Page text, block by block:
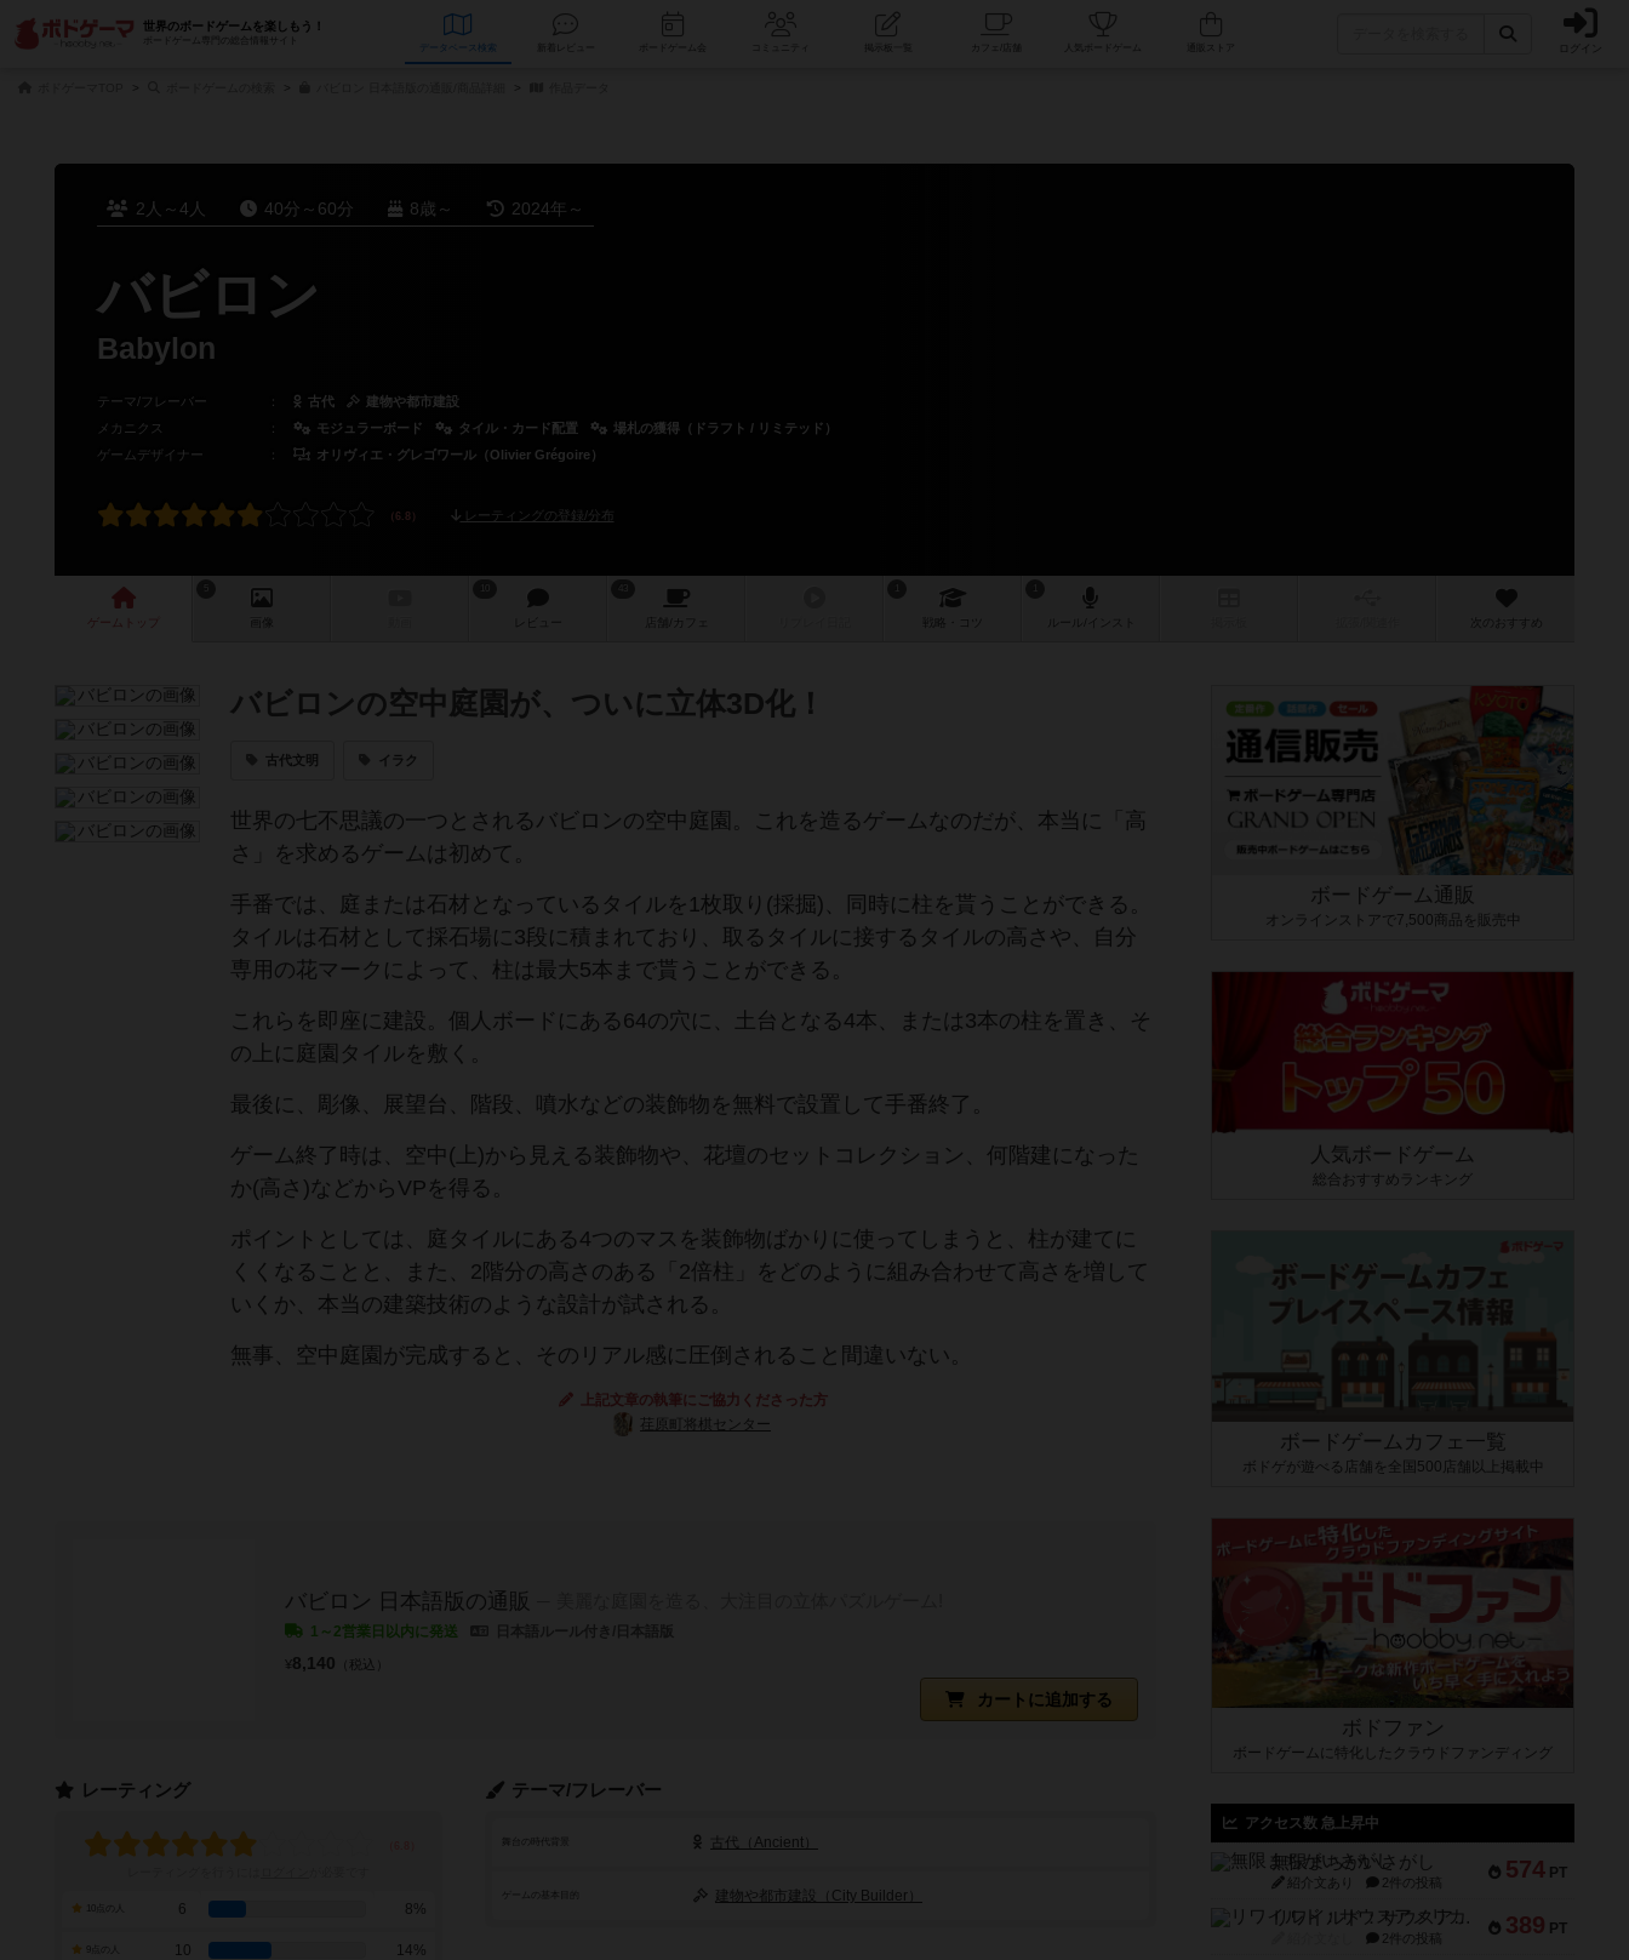
世界のボードゲームを楽しもう！
ボードゲーム専門の総合情報サイト
データベース コミュニティ 人気ボードゲーム ログイン
2人～4人 40分～60分 8歳～ 2024年～
バビロン
Babylon
テーマ/フレーバー ： 古代
建物や都市建設
メカニクス
： モジュラーボード タイル・カード配置
場札の獲得（ドラフト / リミテッド）
ゲームデザイナー
： オリヴィエ・グレゴワール（Olivier Grégoire）
レーティングの登録/分布
ゲーム 画像 レビュー 店舗/ カフェ 戦略 次のおすすめ
バビロンの空中庭園が、ついに立体3D化！
古代文明 イラク
世界の七不思議の一つとされるバビロンの空中庭園。これを造るゲームなのだが、本当に「高
さ」を求めるゲームは初めて。
手番では、庭または石材となっているタイルを1枚取り(採掘)、同時に柱を貰うことができる。
タイルは石材として採石場に3段に積まれており、取るタイルに接するタイルの高さや、自分
専用の花マークによって、柱は最大5本まで貰うことができる。
これらを即座に建設。個人ボードにある64の穴に、土台となる4本、または3本の柱を置き、そ
の上に庭園タイルを敷く。
最後に、彫像、展望台、階段、噴水などの装飾物を無料で設置して手番終了。
ゲーム終了時は、空中(上)から見える装飾物や、花壇のセットコレクション、何階建になった
か(高さ)などからVPを得る。
ポイントとしては、庭タイルにある4つのマスを装飾物ばかりに使ってしまうと、柱が建てに
くくなることと、また、2階分の高さのある「2倍柱」をどのように組み合わせて高さを増して
いくか、本当の建築技術のような設計が試される。
無事、空中庭園が完成すると、そのリアル感に圧倒されること間違いない。
上記文章の執筆にご協力くださった方
荏原町将棋センター
バビロン 日本語版の通販
1～2営業日以内に発送
カートに追加する
¥8,140 （税込）
テーマ/フレーバー
舞台の時代背景 古代（Ancient）
ゲームの基本目的 建物や都市建設（City Builder）
レーティング
6 8%
10 14%
ボードゲーム通販
オンラインストアで7,500商品を販売中
人気ボードゲーム
総合おすすめランキング
ボードゲームカフェ一覧
ボドゲが遊べる店舗を全国500店舗以上掲載中
ボドファン
ボードゲームに特化したクラウドファンディング
アクセス数 急上昇中
574 PT
無限まちがいさがし
紹介文あり 2件の投稿
389 PT
リワイルド：サウスアメリカ
2件の投稿